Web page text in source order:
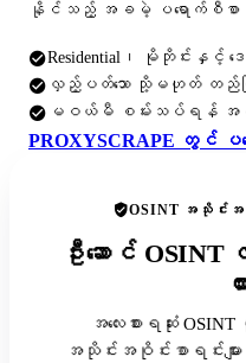
နိုင်သည့် အခမဲ့ ပရောက်စီစာရင်
Residential၊ မိုဘိုင်းနှင့် ဒေတ
လှည့်ပတ်သော သို့မဟုတ် တည်ငြိ
မဝယ်မီ စမ်းသပ်ရန် အခမဲ့
PROXYSCRAPE တွင်
OSINT အသိုင်း
ဦးဆောင်
အလေးစားရဆုံး
အသိုင်းအဝိုင်းစာရင်းမ